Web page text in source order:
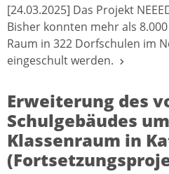
[24.03.2025] Das Projekt
Bisher konnten mehr als
Raum in 322 Dorfschulen im
eingeschult werden.
Erweiterung des
Schulgebäudes
Klassenraum in